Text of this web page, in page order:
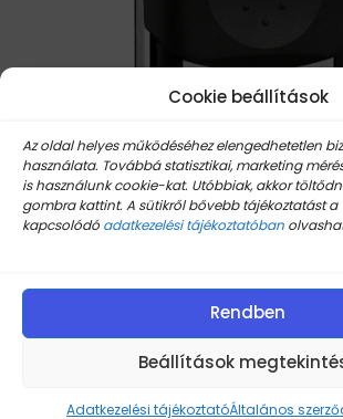
Cookie beállítások
Az oldal helyes működéséhez elengedhetetlen
használata. Továbbá statisztikai, marketing
is használunk cookie-kat. Utóbbiak, akkor
gombra kattint. A sütikről bővebb tájékoztatást a
kapcsolódó adatkezelési tájékoztatóban
Rendben
Beállítások
Adatkezelési tájékoztatóÁltalános